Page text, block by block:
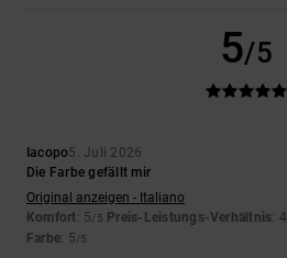
5/5
Iacopo5. Juli 2026
Die Farbe gefällt mir
Original anzeigen - Italiano
Komfort: 5/5 Preis-Leistungs-Verhältnis: 4
Farbe: 5/5